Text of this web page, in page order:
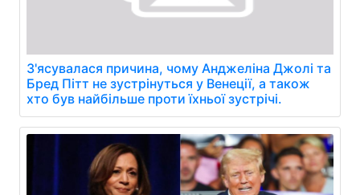
З'ясувалася причина, чому Анджеліна Джолі та
Бред Пітт не зустрінуться у Венеції, а також
хто був найбільше проти їхньої зустрічі.